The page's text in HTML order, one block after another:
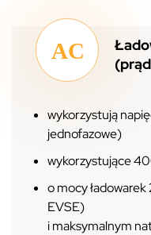
wykorzystują
jednofazowe)
wykorzystujące
o mocy
EVSE)
i maksymalnym